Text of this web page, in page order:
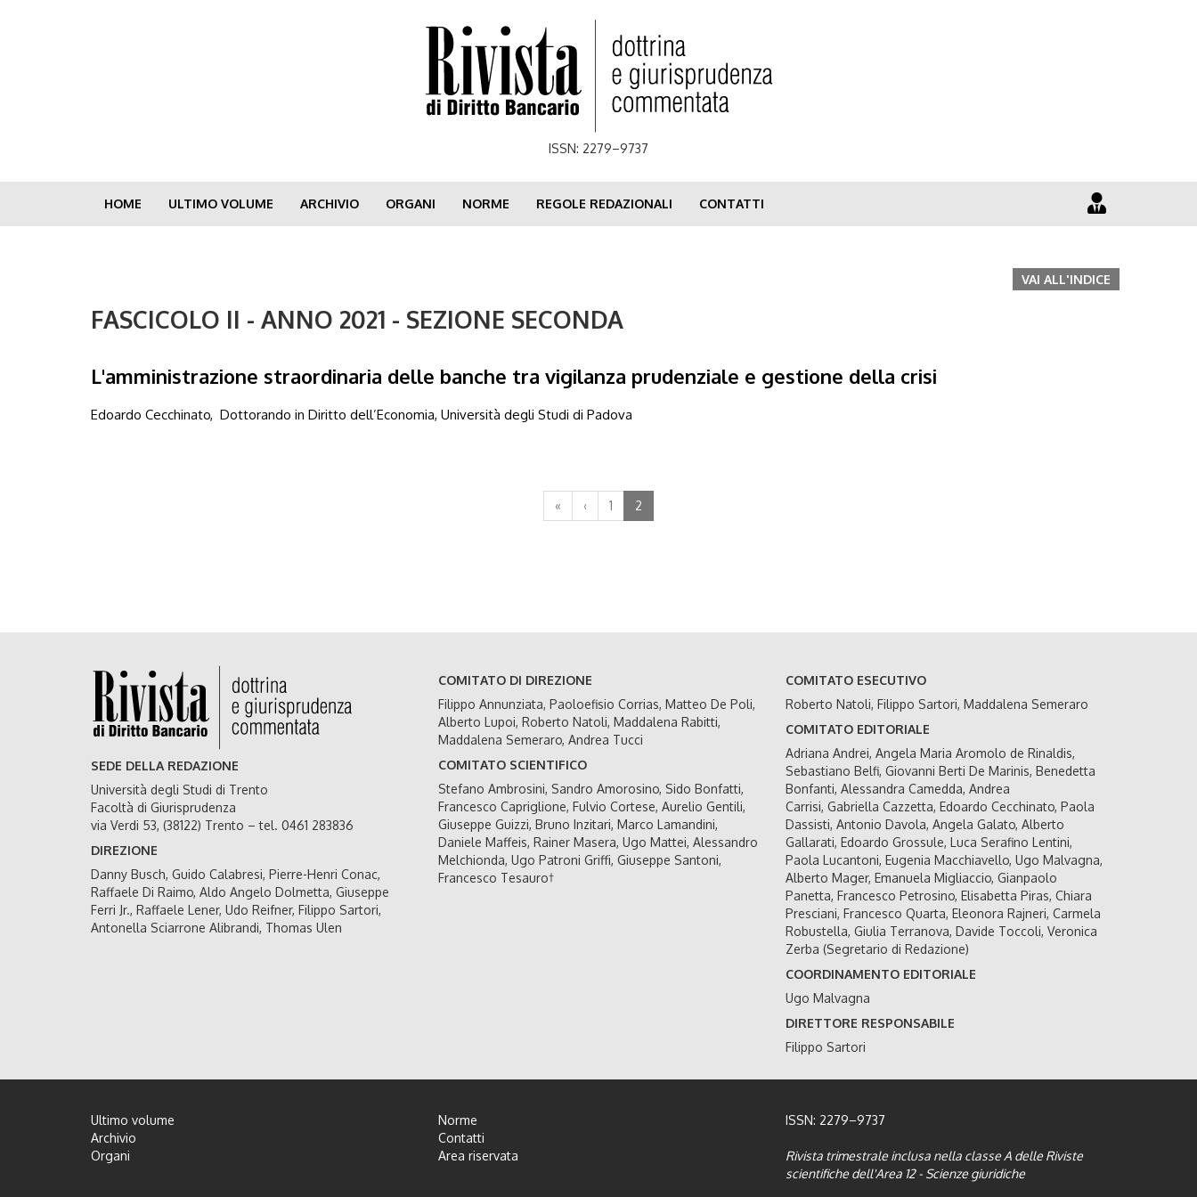
ISSN: 2279–9737
HOME ULTIMO VOLUME ARCHIVIO ORGANI NORME REGOLE REDAZIONALI CONTATTI
FASCICOLO II - ANNO 2021 - SEZIONE SECONDA
VAI ALL'INDICE
L'amministrazione straordinaria delle banche tra vigilanza prudenziale e gestione della crisi
Edoardo Cecchinato, Dottorando in Diritto dell’Economia, Università degli Studi di Padova
« ‹ 1 2
SEDE DELLA REDAZIONE
Università degli Studi di Trento
Facoltà di Giurisprudenza
via Verdi 53, (38122) Trento – tel. 0461 283836
DIREZIONE
Danny Busch, Guido Calabresi, Pierre-Henri Conac,
Raffaele Di Raimo, Aldo Angelo Dolmetta, Giuseppe
Ferri Jr., Raffaele Lener, Udo Reifner, Filippo Sartori,
Antonella Sciarrone Alibrandi, Thomas Ulen
COMITATO DI DIREZIONE
Filippo Annunziata, Paoloefisio Corrias, Matteo De Poli,
Alberto Lupoi, Roberto Natoli, Maddalena Rabitti,
Maddalena Semeraro, Andrea Tucci
COMITATO SCIENTIFICO
Stefano Ambrosini, Sandro Amorosino, Sido Bonfatti,
Francesco Capriglione, Fulvio Cortese, Aurelio Gentili,
Giuseppe Guizzi, Bruno Inzitari, Marco Lamandini,
Daniele Maffeis, Rainer Masera, Ugo Mattei, Alessandro
Melchionda, Ugo Patroni Griffi, Giuseppe Santoni,
Francesco Tesauro†
COMITATO ESECUTIVO
Roberto Natoli, Filippo Sartori, Maddalena Semeraro
COMITATO EDITORIALE
Adriana Andrei, Angela Maria Aromolo de Rinaldis,
Sebastiano Belfi, Giovanni Berti De Marinis, Benedetta
Bonfanti, Alessandra Camedda, Andrea
Carrisi, Gabriella Cazzetta, Edoardo Cecchinato, Paola
Dassisti, Antonio Davola, Angela Galato, Alberto
Gallarati, Edoardo Grossule, Luca Serafino Lentini,
Paola Lucantoni, Eugenia Macchiavello, Ugo Malvagna,
Alberto Mager, Emanuela Migliaccio, Gianpaolo
Panetta, Francesco Petrosino, Elisabetta Piras, Chiara
Presciani, Francesco Quarta, Eleonora Rajneri, Carmela
Robustella, Giulia Terranova, Davide Toccoli, Veronica
Zerba (Segretario di Redazione)
COORDINAMENTO EDITORIALE
Ugo Malvagna
DIRETTORE RESPONSABILE
Filippo Sartori
Ultimo volume
Archivio
Organi
Norme
Contatti
Area riservata
ISSN: 2279–9737
Rivista trimestrale inclusa nella classe A delle Riviste
scientifiche dell'Area 12 - Scienze giuridiche